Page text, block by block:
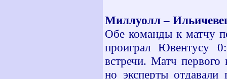
Миллуолл –
Обе команды к матчу
проиграл Ювентусу
встречи. Матч
но эксперты